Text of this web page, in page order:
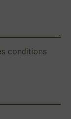
conditions